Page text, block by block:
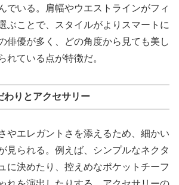
でいる。肩幅やウエストラインがフィ
ぶことで、スタイルがよりスマートに
俳優が多く、どの角度から見ても美し
れている点が特徴だ。
わりとアクセサリー
やエレガントさを添えるため、細かい
見られる。例えば、シンプルなネクタ
に決めたり、控えめなポケットチーフ